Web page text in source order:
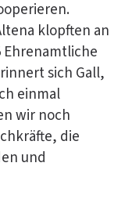
klopften an
Ehrenamtliche
sich Gall,
einmal
wir noch
die
und